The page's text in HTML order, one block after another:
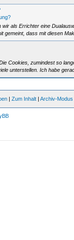
als Errichter eine
gemeint, dass mit diesen
Cookies, zumindest so
unterstellen. Ich habe
|Zum Inhalt |Archiv-Modus